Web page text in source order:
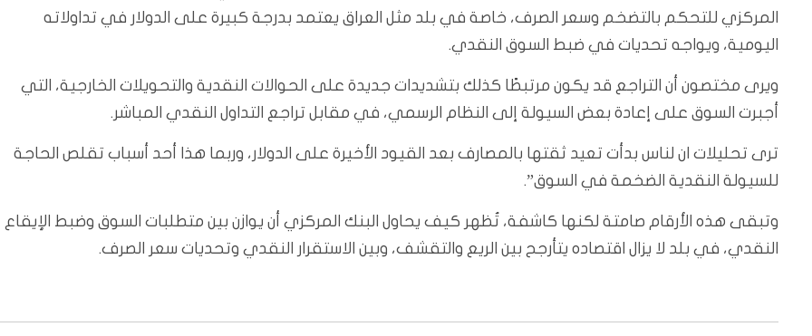
المركزي للتحكم بالتضخم وسعر الصرف، خاصة في بلد مثل العراق يعتمد بدرجة كبيرة على الدولار في تداولاته
اليومية، ويواجه تحديات في ضبط السوق النقدي.
ويرى مختصون أن التراجع قد يكون مرتبطًا كذلك بتشديدات جديدة على الحوالات النقدية والتحويلات الخارجية، التي
أجبرت السوق على إعادة بعض السيولة إلى النظام الرسمي، في مقابل تراجع التداول النقدي المباشر.
ترى تحليلات ان لناس بدأت تعيد ثقتها بالمصارف بعد القيود الأخيرة على الدولار، وربما هذا أحد أسباب تقلص الحاجة
للسيولة النقدية الضخمة في السوق”.
وتبقى هذه الأرقام صامتة لكنها كاشفة، تُظهر كيف يحاول البنك المركزي أن يوازن بين متطلبات السوق وضبط الإيقاع
النقدي، في بلد لا يزال اقتصاده يتأرجح بين الريع والتقشف، وبين الاستقرار النقدي وتحديات سعر الصرف.